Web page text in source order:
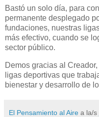
Bastó un solo día, para
permanente desplegado
fundaciones, nuestras
más efectivo, cuando se
sector público.
Demos gracias al
ligas deportivas que
bienestar y desarrollo de
El Pensamiento al Aire a la/s